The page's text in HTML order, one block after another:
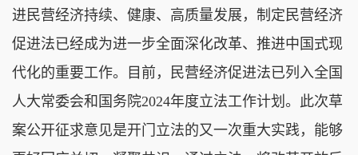
进民营经济持续、健康、高质量发展，制定民营经济
促进法已经成为进一步全面深化改革、推进中国式现
代化的重要工作。目前，民营经济促进法已列入全国
人大常委会和国务院2024年度立法工作计划。此次草
案公开征求意见是开门立法的又一次重大实践，能够